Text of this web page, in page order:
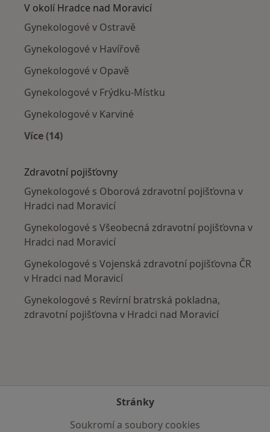
V okolí Hradce nad Moravicí
Gynekologové v Ostravě
Gynekologové v Havířově
Gynekologové v Opavě
Gynekologové v Frýdku-Místku
Gynekologové v Karviné
Více (14)
Zdravotní pojišťovny
Gynekologové s Oborová zdravotní pojišťovna v
Hradci nad Moravicí
Gynekologové s Všeobecná zdravotní pojišťovna v
Hradci nad Moravicí
Gynekologové s Vojenská zdravotní pojišťovna ČR
v Hradci nad Moravicí
Gynekologové s Revírní bratrská pokladna,
zdravotní pojišťovna v Hradci nad Moravicí
Stránky
Soukromí a soubory cookies